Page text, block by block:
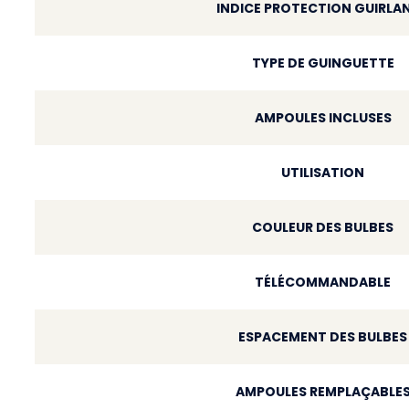
INDICE PROTECTION
TYPE DE GUINGUETTE
AMPOULES INCLUSES
UTILISATION
COULEUR DES BULBES
TÉLÉCOMMANDABLE
ESPACEMENT DES BULBES
AMPOULES